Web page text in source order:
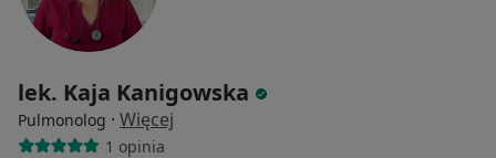
lek. Kaja Kanigowska
Pulmonolog · Więcej
1 opinia